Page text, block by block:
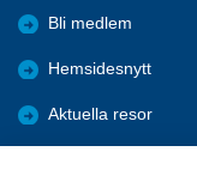
Bli medlem
Hemsidesnytt
Aktuella resor